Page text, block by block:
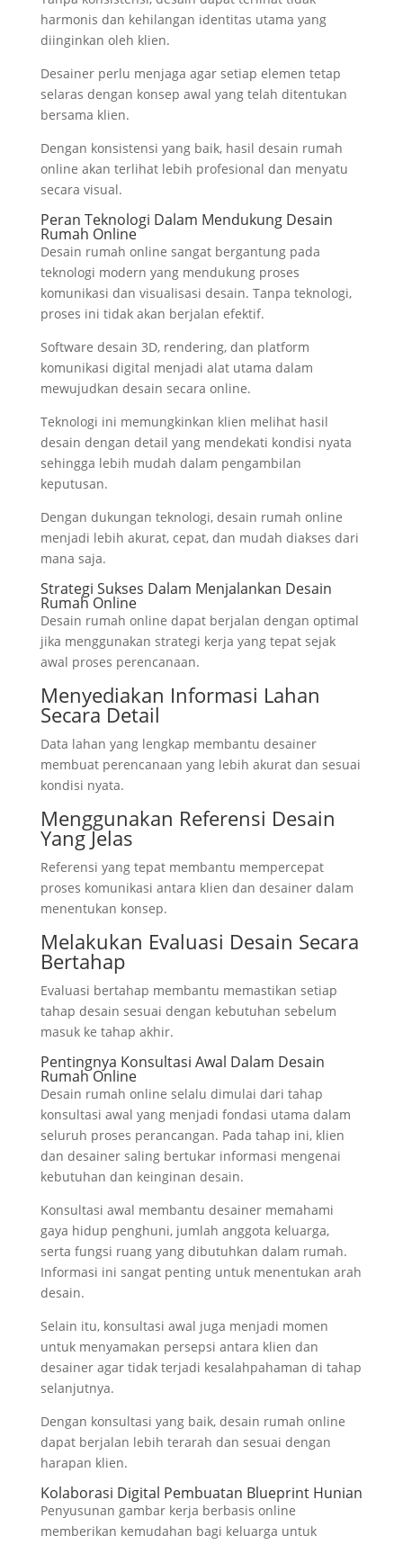
harmonis dan kehilangan identitas utama yang
diinginkan oleh klien.
Desainer perlu menjaga agar setiap elemen tetap
selaras dengan konsep awal yang telah ditentukan
bersama klien.
Dengan konsistensi yang baik, hasil desain rumah
online akan terlihat lebih profesional dan menyatu
secara visual.
Peran Teknologi Dalam Mendukung Desain
Rumah Online
Desain rumah online sangat bergantung pada
teknologi modern yang mendukung proses
komunikasi dan visualisasi desain. Tanpa teknologi,
proses ini tidak akan berjalan efektif.
Software desain 3D, rendering, dan platform
komunikasi digital menjadi alat utama dalam
mewujudkan desain secara online.
Teknologi ini memungkinkan klien melihat hasil
desain dengan detail yang mendekati kondisi nyata
sehingga lebih mudah dalam pengambilan
keputusan.
Dengan dukungan teknologi, desain rumah online
menjadi lebih akurat, cepat, dan mudah diakses dari
mana saja.
Strategi Sukses Dalam Menjalankan Desain
Rumah Online
Desain rumah online dapat berjalan dengan optimal
jika menggunakan strategi kerja yang tepat sejak
awal proses perencanaan.
Menyediakan Informasi Lahan
Secara Detail
Data lahan yang lengkap membantu desainer
membuat perencanaan yang lebih akurat dan sesuai
kondisi nyata.
Menggunakan Referensi Desain
Yang Jelas
Referensi yang tepat membantu mempercepat
proses komunikasi antara klien dan desainer dalam
menentukan konsep.
Melakukan Evaluasi Desain Secara
Bertahap
Evaluasi bertahap membantu memastikan setiap
tahap desain sesuai dengan kebutuhan sebelum
masuk ke tahap akhir.
Pentingnya Konsultasi Awal Dalam Desain
Rumah Online
Desain rumah online selalu dimulai dari tahap
konsultasi awal yang menjadi fondasi utama dalam
seluruh proses perancangan. Pada tahap ini, klien
dan desainer saling bertukar informasi mengenai
kebutuhan dan keinginan desain.
Konsultasi awal membantu desainer memahami
gaya hidup penghuni, jumlah anggota keluarga,
serta fungsi ruang yang dibutuhkan dalam rumah.
Informasi ini sangat penting untuk menentukan arah
desain.
Selain itu, konsultasi awal juga menjadi momen
untuk menyamakan persepsi antara klien dan
desainer agar tidak terjadi kesalahpahaman di tahap
selanjutnya.
Dengan konsultasi yang baik, desain rumah online
dapat berjalan lebih terarah dan sesuai dengan
harapan klien.
Kolaborasi Digital Pembuatan Blueprint Hunian
Penyusunan gambar kerja berbasis online
memberikan kemudahan bagi keluarga untuk